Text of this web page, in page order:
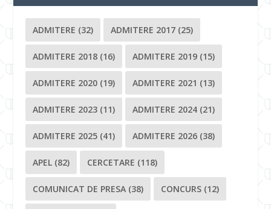
ADMITERE (32) ADMITERE 2017 (25)
ADMITERE 2018 (16) ADMITERE 2019 (15)
ADMITERE 2020 (19) ADMITERE 2021 (13)
ADMITERE 2023 (11) ADMITERE 2024 (21)
ADMITERE 2025 (41) ADMITERE 2026 (38)
APEL (82) CERCETARE (118)
COMUNICAT DE PRESA (38) CONCURS (12)